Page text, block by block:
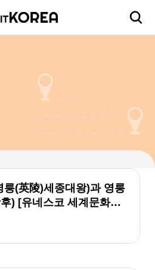
릉(英陵)세종대왕)과 영릉
) [유네스코 세계문화유